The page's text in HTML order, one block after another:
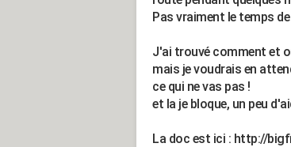
Pas vraiment le temps
J'ai trouvé comment et
mais je voudrais en
ce qui ne vas pas !
et la je bloque, un peu
La doc est ici : http://